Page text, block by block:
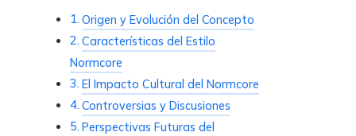
Origen y Evolución del Concepto
Características del Estilo
Normcore
El Impacto Cultural del Normcore
Controversias y Discusiones
Perspectivas Futuras del